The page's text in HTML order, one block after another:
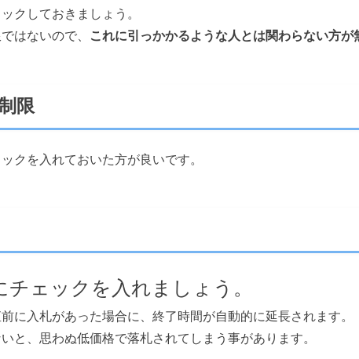
クしておきましょう。
はないので、
これに引っかかるような人とは関わらない方が
限
クを入れておいた方が良いです。
チェックを入れましょう。
に入札があった場合に、終了時間が自動的に延長されます。
と、思わぬ低価格で落札されてしまう事があります。